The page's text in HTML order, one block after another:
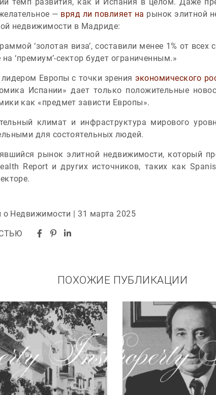
темп развития, как и Испания в целом. Даже
— вряд ли повлияет на рынок элитной
недвижимости в Мадриде:
‘золотая виза’, составили менее 1% от
‘премиум’-сектор будет ограниченным.»
Европы с точки зрения экономического
Испании» дает только положительные
как «предмет зависти Европы».
климат и инфраструктура мирового
для состоятельных людей.
рынок элитной недвижимости, который
Report и других источников, таких как
о Недвижимости | 31 марта 2025
ПОХОЖИЕ ПУБЛИКАЦИИ